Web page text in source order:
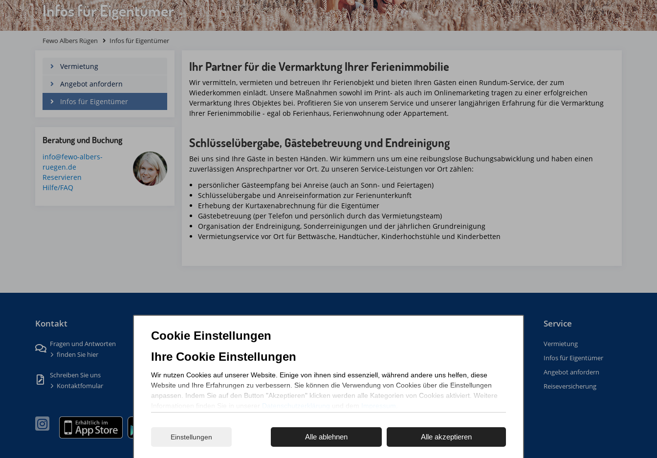
Infos für Eigentümer
Fewo Albers Rügen Infos für Eigentümer
Ihr Partner für die Vermarktung Ihrer Ferienimmobilie
Wir vermitteln, vermieten und betreuen Ihr Ferienobjekt und bieten Ihren Gästen einen Rundum-Service, der zum
Wiederkommen einlädt. Unsere Maßnahmen sowohl im Print- als auch im Onlinemarketing tragen zu einer erfolgreichen
Vermarktung Ihres Objektes bei. Profitieren Sie von unserem Service und unserer langjährigen Erfahrung für die Vermarktung
Ihrer Ferienimmobilie - egal ob Ferienhaus, Ferienwohnung oder Appartement.
Schlüsselübergabe, Gästebetreuung und Endreinigung
Bei uns sind Ihre Gäste in besten Händen. Wir kümmern uns um eine reibungslose Buchungsabwicklung und haben einen
zuverlässigen Ansprechpartner vor Ort. Zu unseren Service-Leistungen vor Ort zählen:
persönlicher Gästeempfang bei Anreise (auch an Sonn- und Feiertagen)
Schlüsselübergabe und Anreiseinformation zur Ferienunterkunft
Erhebung der Kurtaxenabrechnung für die Eigentümer
Gästebetreuung (per Telefon und persönlich durch das Vermietungsteam)
Organisation der Endreinigung, Sonderreinigungen und der jährlichen Grundreinigung
Vermietungservice vor Ort für Bettwäsche, Handtücher, Kinderhochstühle und Kinderbetten
Vermietung
Angebot anfordern
Infos für Eigentümer
Beratung und Buchung
info@fewo-albers-
ruegen.de
Reservieren
Hilfe/FAQ
Kontakt
Fragen und Antworten
finden Sie hier
Schreiben Sie uns
Kontaktfomular
Middelhagen
Ostseebad Sellin 1 Unterkunft
Gästebewertungen
Häufige Fragen
Service
Vermietung
Infos für Eigentümer
Angebot anfordern
Reiseversicherung
Cookie Einstellungen
Ihre Cookie Einstellungen
Wir nutzen Cookies auf unserer Website. Einige von ihnen sind essenziell, während andere uns helfen, diese
Website und Ihre Erfahrungen zu verbessern. Sie können die Verwendung von Cookies über die Einstellungen
anpassen. Indem Sie auf den Button "Akzeptieren" klicken werden alle Kategorien von Cookies aktiviert. Weitere
Einstellungen Alle ablehnen Alle akzeptieren